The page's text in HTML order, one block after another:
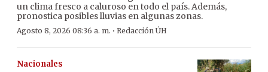
un clima fresco a caluroso en todo el país. Además,
pronostica posibles lluvias en algunas zonas.
Agosto 8, 2026 08:36 a. m. · Redacción ÚH
Nacionales